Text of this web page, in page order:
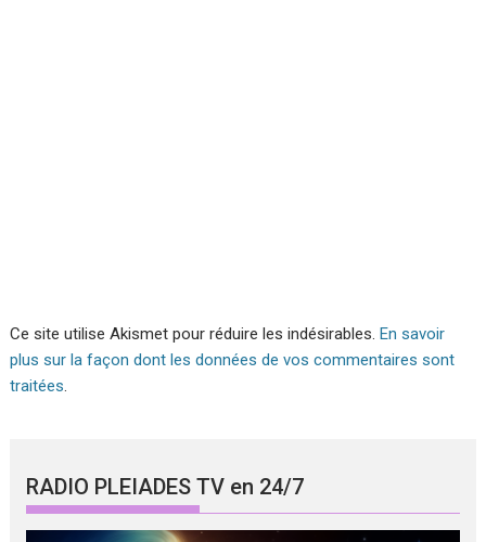
Ce site utilise Akismet pour réduire les indésirables.En savoir
plus sur la façon dont les données de vos commentaires sont
traitées.
RADIO PLEIADES TV en 24/7